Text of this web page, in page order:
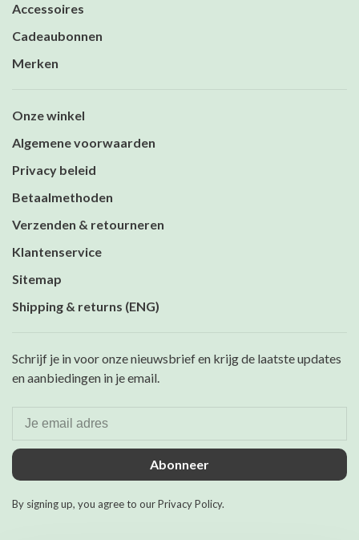
Accessoires
Cadeaubonnen
Merken
Onze winkel
Algemene voorwaarden
Privacy beleid
Betaalmethoden
Verzenden & retourneren
Klantenservice
Sitemap
Shipping & returns (ENG)
Schrijf je in voor onze nieuwsbrief en krijg de laatste updates
en aanbiedingen in je email.
Abonneer
By signing up, you agree to our Privacy Policy.